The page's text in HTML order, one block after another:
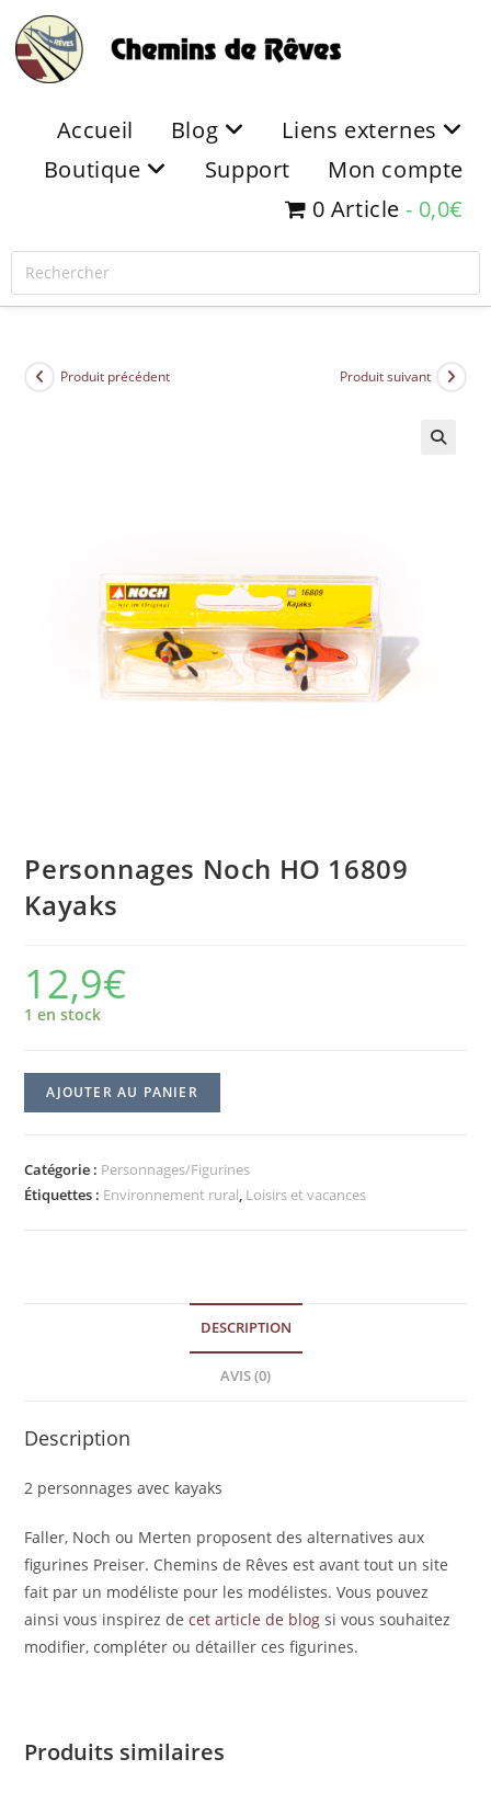
Accueil Blog
Liens externes
Boutique
Support
Mon compte
0 Article
0,0€
Produit précédent Produit suivant
Personnages Noch HO 16809
Kayaks
12,9€
1 en stock
AJOUTER AU PANIER
Catégorie : Personnages/Figurines
Étiquettes : Environnement rural, Loisirs et vacances
DESCRIPTION
AVIS (0)
Description
2 personnages avec kayaks
Faller, Noch ou Merten proposent des alternatives aux
figurines Preiser. Chemins de Rêves est avant tout un site
fait par un modéliste pour les modélistes. Vous pouvez
ainsi vous inspirez decet article de blogsi vous souhaitez
modifier, compléter ou détailler ces figurines.
Produits similaires